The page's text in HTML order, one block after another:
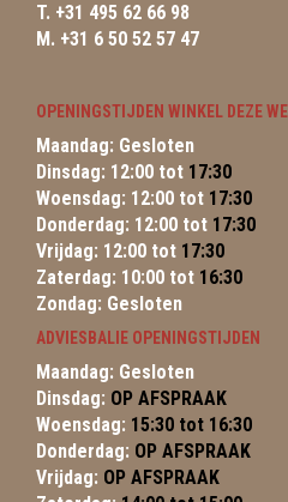
T. +31 495 62 66 98
M. +31 6 50 52 57 47
OPENINGSTIJDEN WINKEL DEZE
Maandag: Gesloten
Dinsdag: 12:00 tot 17:30
Woensdag: 12:00 tot 17:30
Donderdag: 12:00 tot 17:30
Vrijdag: 12:00 tot 17:30
Zaterdag: 10:00 tot 16:30
Zondag: Gesloten
ADVIESBALIE OPENINGSTIJDEN
Maandag: Gesloten
Dinsdag: OP AFSPRAAK
Woensdag: 15:30 tot 16:30
Donderdag: OP AFSPRAAK
Vrijdag: OP AFSPRAAK